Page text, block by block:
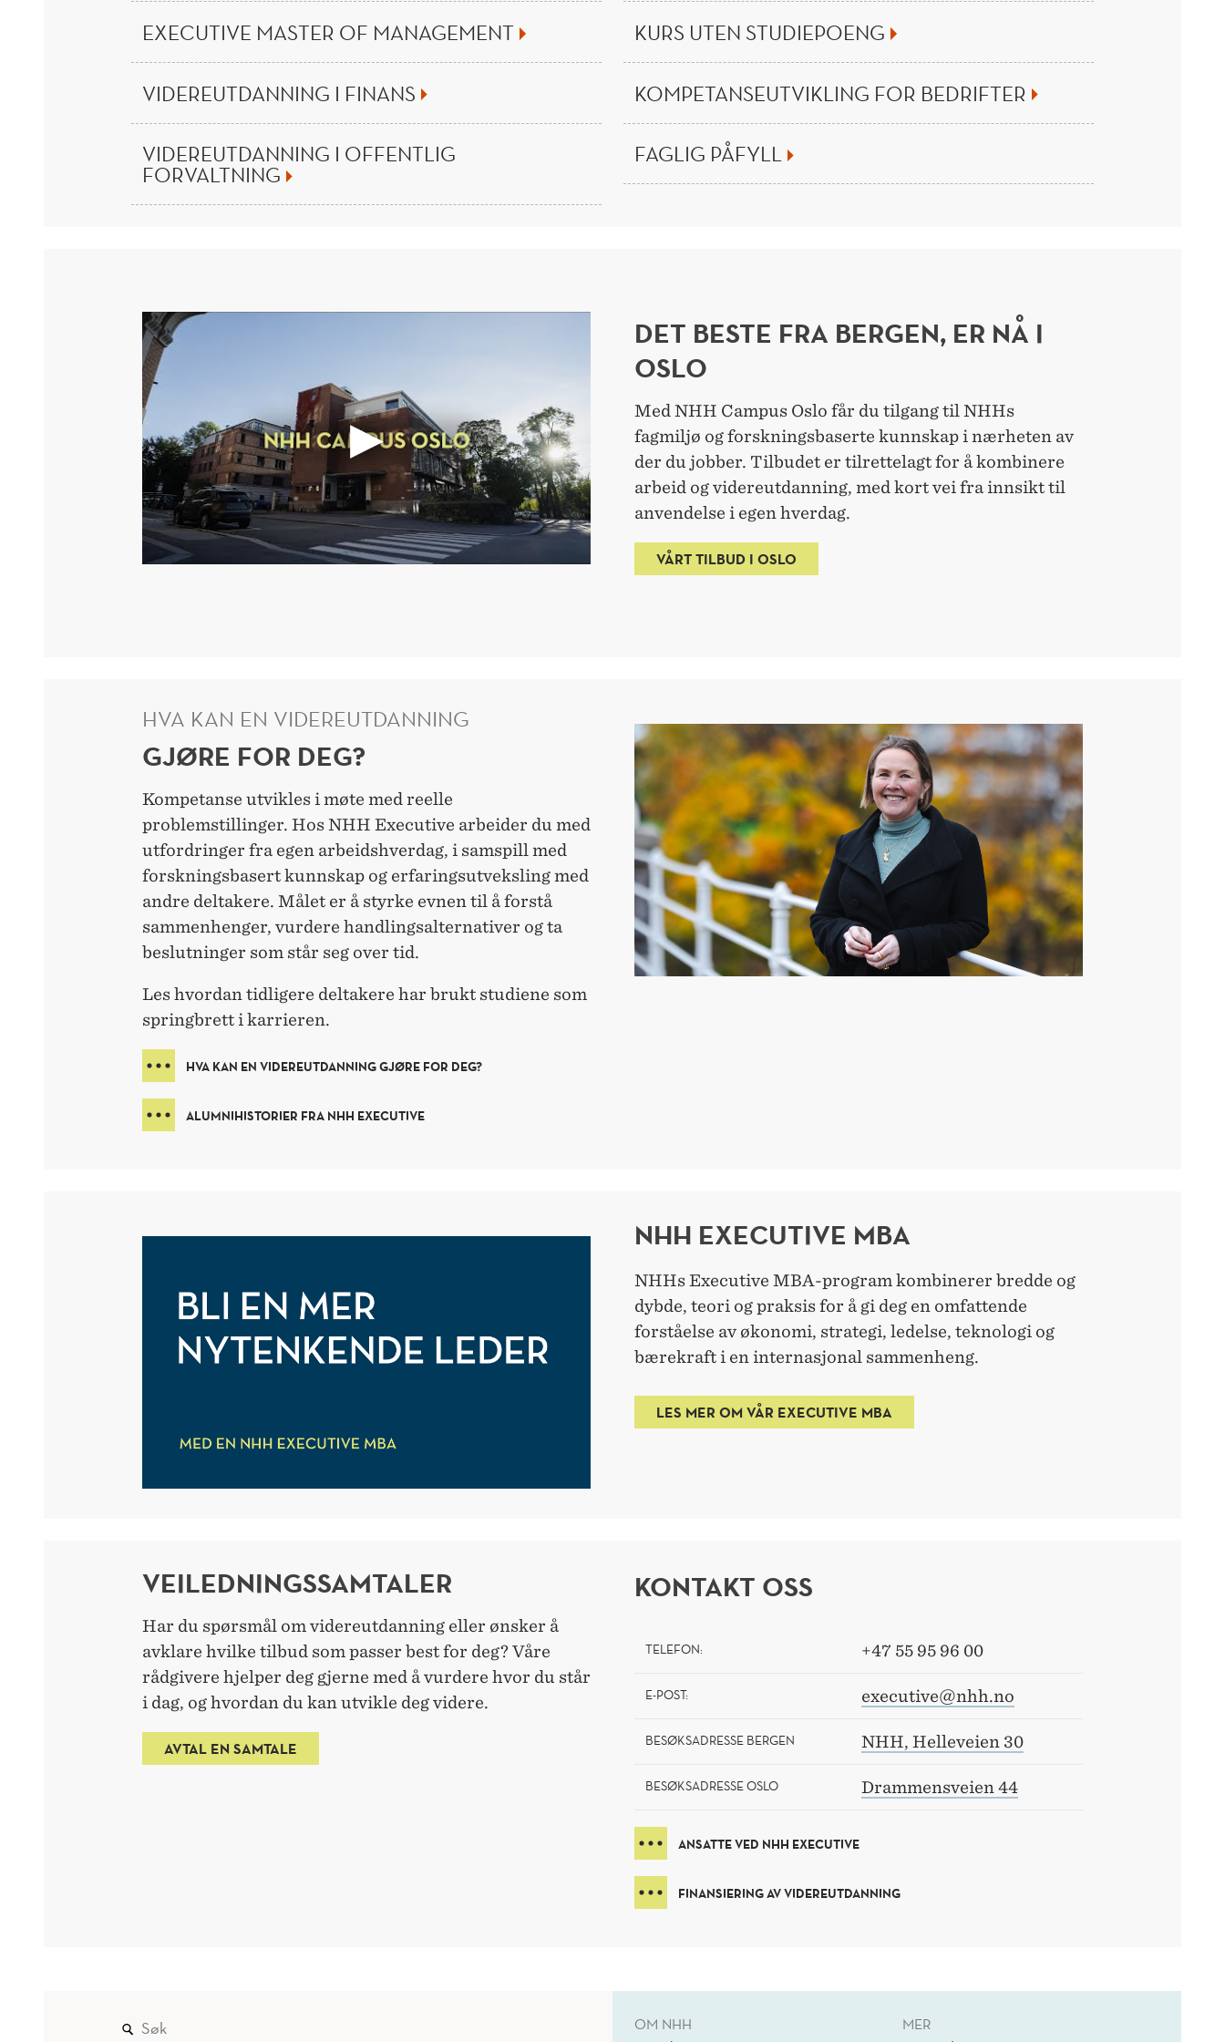
EXECUTIVE MASTER OF MANAGEMENT
VIDEREUTDANNING I FINANS
VIDEREUTDANNING I OFFENTLIG
FORVALTNING
KURS UTEN STUDIEPOENG
KOMPETANSEUTVIKLING FOR BEDRIFTER
FAGLIG PÅFYLL
DET BESTE FRA BERGEN, ER NÅ I
OSLO
Med NHH Campus Oslo får du tilgang til NHHs
fagmiljø og forskningsbaserte kunnskap i nærheten av
der du jobber. Tilbudet er tilrettelagt for å kombinere
arbeid og videreutdanning, med kort vei fra innsikt til
anvendelse i egen hverdag.
VÅRT TILBUD I OSLO
HVA KAN EN VIDEREUTDANNING
GJØRE FOR DEG?
Kompetanse utvikles i møte med reelle
problemstillinger. Hos NHH Executive arbeider du med
utfordringer fra egen arbeidshverdag, i samspill med
forskningsbasert kunnskap og erfaringsutveksling med
andre deltakere. Målet er å styrke evnen til å forstå
sammenhenger, vurdere handlingsalternativer og ta
beslutninger som står seg over tid.
Les hvordan tidligere deltakere har brukt studiene som
springbrett i karrieren.
HVA KAN EN VIDEREUTDANNING GJØRE FOR DEG?
ALUMNIHISTORIER FRA NHH EXECUTIVE
NHH EXECUTIVE MBA
NHHs Executive MBA-program kombinerer bredde og
dybde, teori og praksis for å gi deg en omfattende
forståelse av økonomi, strategi, ledelse, teknologi og
bærekraft i en internasjonal sammenheng.
LES MER OM VÅR EXECUTIVE MBA
VEILEDNINGSSAMTALER
Har du spørsmål om videreutdanning eller ønsker å
avklare hvilke tilbud som passer best for deg? Våre
rådgivere hjelper deg gjerne med å vurdere hvor du står
i dag, og hvordan du kan utvikle deg videre.
AVTAL EN SAMTALE
KONTAKT OSS
TELEFON: +47 55 95 96 00
E-POST: executive@nhh.no
BESØKSADRESSE BERGEN NHH, Helleveien 30
BESØKSADRESSE OSLO Drammensveien 44
ANSATTE VED NHH EXECUTIVE
FINANSIERING AV VIDEREUTDANNING
OM NHH
MER